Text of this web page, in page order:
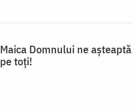
Maica Domnului ne așteaptă
pe toți!